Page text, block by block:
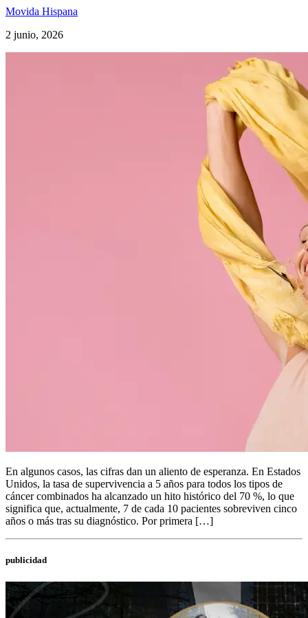
Movida Hispana
2 junio, 2026
En algunos casos, las cifras dan un aliento de esperanza. En Estados
Unidos, la tasa de supervivencia a 5 años para todos los tipos de
cáncer combinados ha alcanzado un hito histórico del 70 %, lo que
significa que, actualmente, 7 de cada 10 pacientes sobreviven cinco
años o más tras su diagnóstico. Por primera […]
publicidad